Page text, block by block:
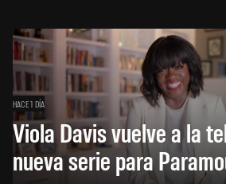
HACE 1 DÍA
Viola Davis vuelve a la
nueva serie para